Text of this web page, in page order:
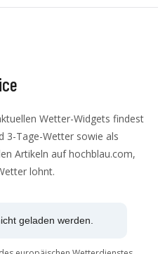
Wetter-Widgets findest
3-Tage-Wetter sowie als
Artikeln auf hochblau.com,
lohnt.
geladen werden.